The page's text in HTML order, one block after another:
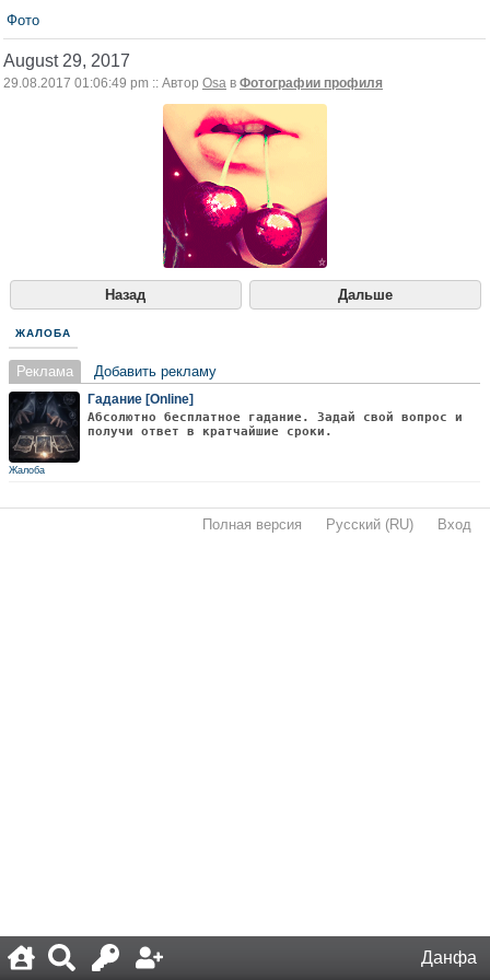
Данфа
Фото
August 29, 2017
29.08.2017 01:06:49 pm :: Автор Osa в Фотографии профиля
Назад Дальше
ЖАЛОБА
Реклама Добавить рекламу
Гадание [Online]
Абсолютно бесплатное гадание. Задай свой вопрос и
получи ответ в кратчайшие сроки.
Жалоба
Полная версия Русский (RU) Вход